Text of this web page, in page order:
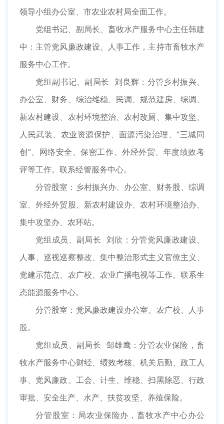
领导小组办公室、市农业农村局全面工作。
党组书记、副局长、畜牧水产服务中心主任韩建
中：主管党风廉政建设、人事工作，主持市畜牧水产
服务中心工作。
党组副书记、副局长 刘良辉：分管乡村振兴、
办公室、财务、综治维稳、民调、规范建房、综调、
新农村建设、农村环境整治、农村改厕、集中攻坚、
人民武装、农业资源保护、面源污染治理、“三城同
创”、网络安全、保密工作、外经外贸、年度绩效考
评等工作。联系经管服务中心。
分管股室：乡村振兴办、办公室、财务股、综调
室、外经外贸股、新农村建设办、农村环境整治办、
集中攻坚办、农环站。
党组成员、副局长 刘欣：分管党风廉政建设、
人事、巡视巡察整改、集中整治形式主义官僚主义、
党建示范点、农广校、农业广播电视等工作。联系生
态能源服务中心。
分管股室：党风廉政建设办公室、农广校、人事
股。
党组成员、副局长 邹雄鹰：分管农业保险，畜
牧水产服务中心财经、绩效考核、机关后勤、政工人
事、党风廉政、工会、计生、维稳、扫黑除恶、行政
审批、安全生产、水产、扶贫攻坚、养殖保险。
分管股室：局农业保险办，畜牧水产中心办公